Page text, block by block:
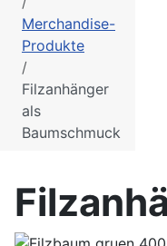
Merchandise-
Produkte
Filzanhänger
als
Baumschmuck